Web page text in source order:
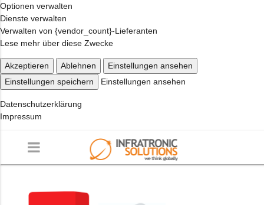
Optionen verwalten
Dienste verwalten
Verwalten von {vendor_count}-Lieferanten
Lese mehr über diese Zwecke
Akzeptieren Ablehnen
Einstellungen ansehen
Einstellungen speichern
Einstellungen ansehen
Datenschutzerklärung
Impressum